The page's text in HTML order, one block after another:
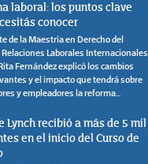
laboral: los puntos clave
conocer
de la Maestría en Derecho del
Relaciones Laborales Internacionales
Fernández explicó los cambios
y el impacto que tendrá sobre
y empleadores la reforma...
Lynch recibió a más de 5 mil
en el inicio del Curso de